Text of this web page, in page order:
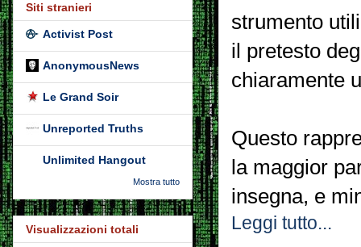
strumento
il pretesto
chiaramente
Questo
la maggior
insegna, e
Leggi tutto...
Siti stranieri
Activist Post
AnonymousNews
Le Grand Soir
Unreported Truths
Unlimited Hangout
Mostra tutto
Visualizzazioni totali